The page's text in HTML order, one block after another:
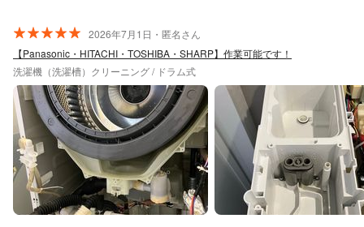
2026年7月1日・匿名さん
【Panasonic・HITACHI・TOSHIBA・SHARP】作業可能です！
洗濯機（洗濯槽）クリーニング / ドラム式